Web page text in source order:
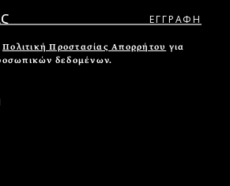
Πολιτική Προστασίας Απορρήτου για
δεδομένων.